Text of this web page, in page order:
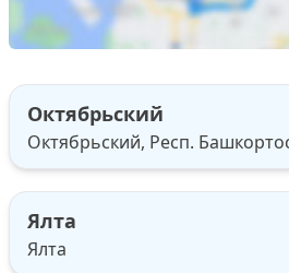
Октябрьский
Октябрьский, Респ.
Ялта
Ялта